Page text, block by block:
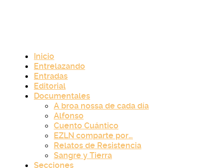
Inicio
Entrelazando
Entradas
Editorial
Documentales
A broa nossa de cada día
Alfonso
Cuento Cuántico
EZLN comparte por…
Relatos de Resistencia
Sangre y Tierra
Secciones